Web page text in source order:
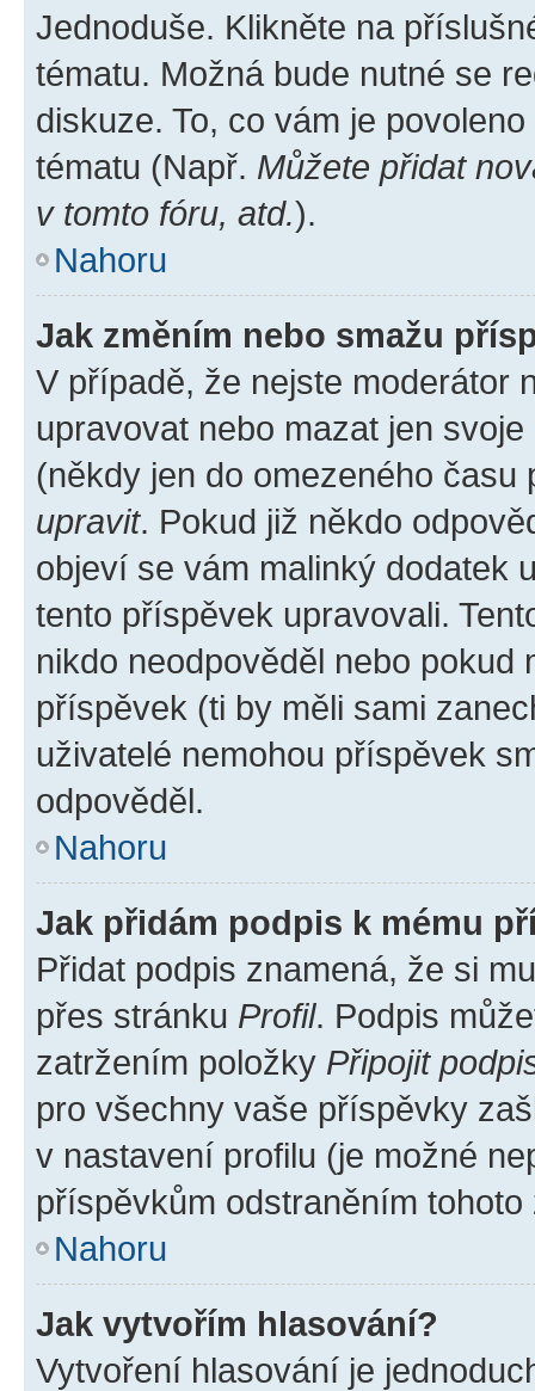
Jednoduše. Klikněte na
tématu. Možná bude nutné se
diskuze. To, co vám je
tématu (Např. Můžete přidat
v tomto fóru, atd.).
Nahoru
Jak změním nebo smažu
V případě, že nejste moderátor
upravovat nebo mazat jen
(někdy jen do omezeného
upravit. Pokud již někdo
objeví se vám malinký dodatek
tento příspěvek upravovali.
nikdo neodpověděl nebo pokud
příspěvek (ti by měli sami
uživatelé nemohou příspěvek
odpověděl.
Nahoru
Jak přidám podpis k mému
Přidat podpis znamená, že si
přes stránku Profil. Podpis
zatržením položky Připojit
pro všechny vaše příspěvky
v nastavení profilu (je možné
příspěvkům odstraněním
Nahoru
Jak vytvořím hlasování?
Vytvoření hlasování je